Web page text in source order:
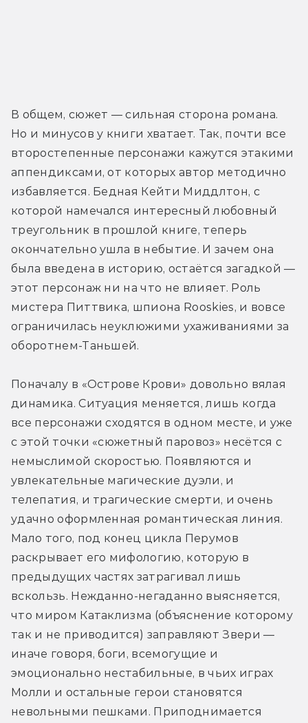
В общем, сюжет — сильная сторона романа.
Но и минусов у книги хватает. Так, почти все
второстепенные персонажи кажутся этакими
аппендиксами, от которых автор методично
избавляется. Бедная Кейти Миддлтон, с
которой намечался интересный любовный
треугольник в прошлой книге, теперь
окончательно ушла в небытие. И зачем она
была введена в историю, остаётся загадкой —
этот персонаж ни на что не влияет. Роль
мистера Питтвика, шпиона Rooskies, и вовсе
ограничилась неуклюжими ухаживаниями за
оборотнем-Таньшей.
Поначалу в «Острове Крови» довольно вялая
динамика. Ситуация меняется, лишь когда
все персонажи сходятся в одном месте, и уже
с этой точки «сюжетный паровоз» несётся с
немыслимой скоростью. Появляются и
увлекательные магические дуэли, и
телепатия, и трагические смерти, и очень
удачно оформленная романтическая линия.
Мало того, под конец цикла Перумов
раскрывает его мифологию, которую в
предыдущих частях затрагивал лишь
вскользь. Нежданно-негаданно выясняется,
что миром Катаклизма (объяснение которому
так и не приводится) заправляют Звери —
иначе говоря, боги, всемогущие и
эмоционально нестабильные, в чьих играх
Молли и остальные герои становятся
невольными пешками. Приподнимается